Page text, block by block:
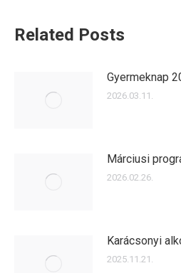
Related Posts
Gyermeknap
2026.03.11.
Márciusi
2026.02.26.
Karácsonyi
2025.11.21.